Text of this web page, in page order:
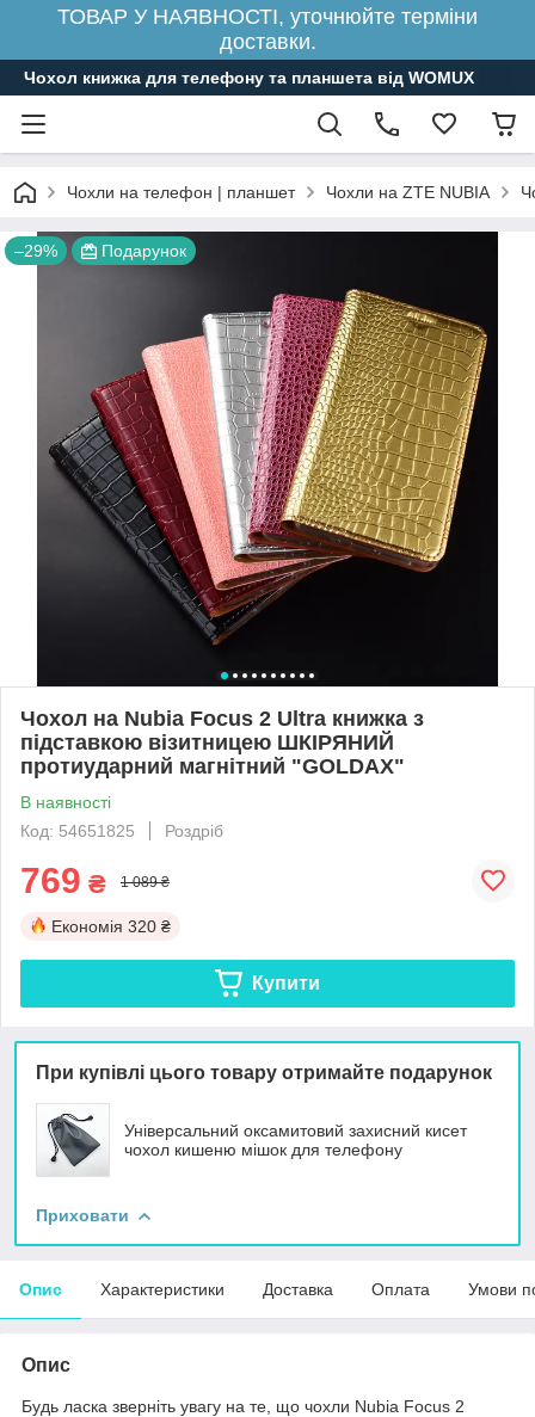
ТОВАР У НАЯВНОСТІ, уточнюйте терміни
доставки.
Чохол книжка для телефону та планшета від WOMUX
Чохли на телефон | планшет Чохли на ZTE NUBIA
–29% Подарунок
Чохол на Nubia Focus 2 Ultra книжка з
підставкою візитницею ШКІРЯНИЙ
протиударний магнітний "GOLDAX"
В наявності
Код: 54651825
Роздріб
769 ₴ 1 089 ₴
Економія 320 ₴
Купити
При купівлі цього товару отримайте подарунок
Універсальний оксамитовий захисний кисет
чохол кишеню мішок для телефону
Приховати
Опис Характеристики Доставка Оплата Умови
Опис
Будь ласка зверніть увагу на те, що чохли Nubia Focus 2